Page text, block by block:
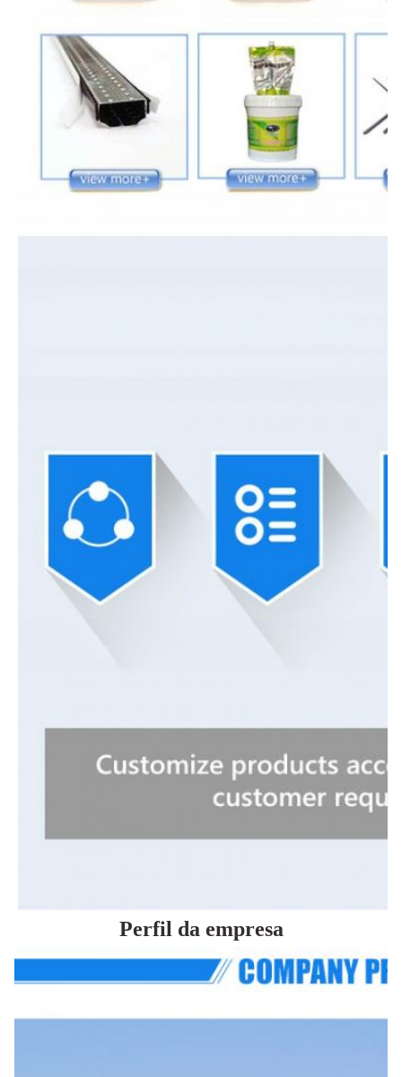
Perfil da empresa